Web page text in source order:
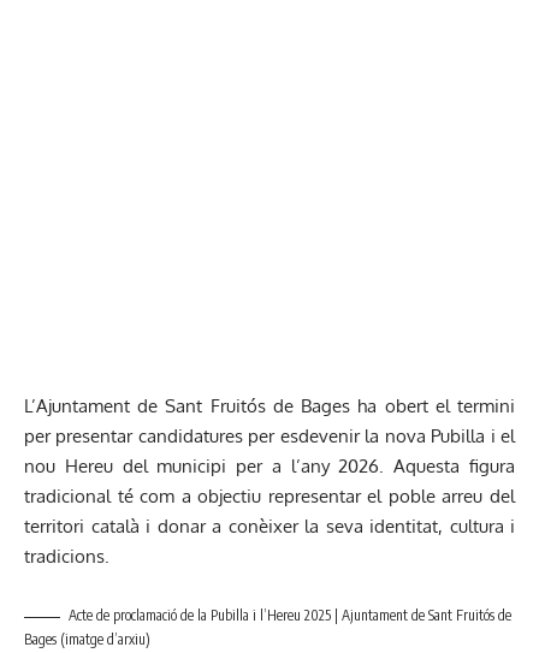
L’Ajuntament de Sant Fruitós de Bages ha obert el termini
per presentar candidatures per esdevenir la nova Pubilla i el
nou Hereu del municipi per a l’any 2026. Aquesta figura
tradicional té com a objectiu representar el poble arreu del
territori català i donar a conèixer la seva identitat, cultura i
tradicions.
Acte de proclamació de la Pubilla i l’Hereu 2025 | Ajuntament de Sant Fruitós de
Bages (imatge d’arxiu)